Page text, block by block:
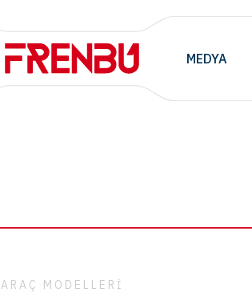
MEDYA
ARAÇ MODELLERİ